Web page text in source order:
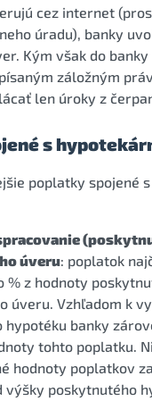
cez internet
úradu), banky
Kým však do
záložným
len úroky z
s
poplatky spojené
úveru: poplatok
% z hodnoty
úveru. Vzhľadom k
hypotéku banky
tohto poplatku.
hodnoty poplatkov
výšky poskytnutého